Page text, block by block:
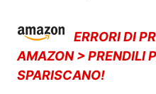
ERRORI DI
AMAZON > PRENDILI
SPARISCANO!